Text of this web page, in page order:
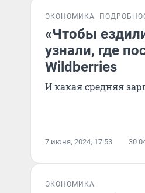
ЭКОНОМИКА
«Чтобы
узнали, где
Wildberries
И какая средняя
7 июня, 2024, 17:53 30
ЭКОНОМИКА